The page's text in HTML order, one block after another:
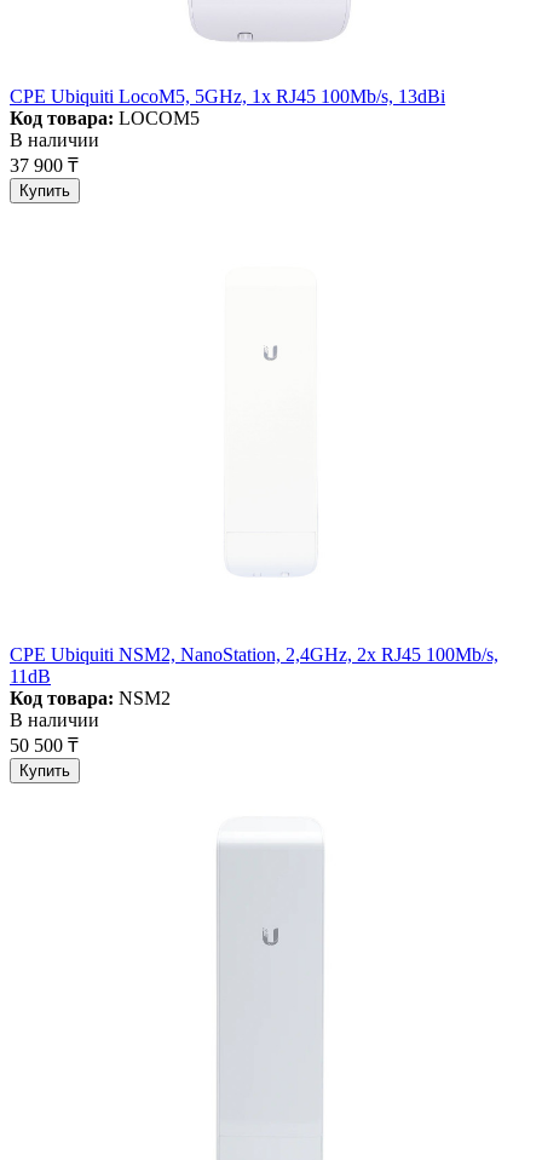
CPE Ubiquiti LocoM5, 5GHz, 1x RJ45 100Mb/s, 13dBi
Код товара: LOCOM5
В наличии
37 900 ₸
Купить
CPE Ubiquiti NSM2, NanoStation, 2,4GHz, 2x RJ45 100Mb/s,
11dB
Код товара: NSM2
В наличии
50 500 ₸
Купить